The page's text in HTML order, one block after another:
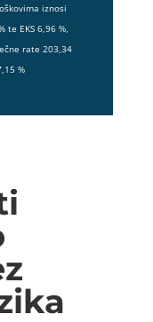
iznosi
te EKS 6,96 %,
rate 203,34
%